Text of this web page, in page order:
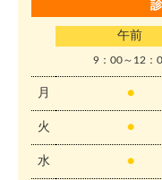
午前
9：00～12：
月 ●
火 ●
水 ●